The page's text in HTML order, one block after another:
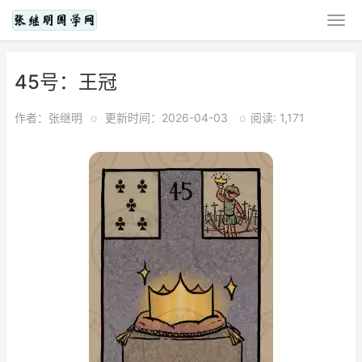
45号：王冠
作者：张继明 o 更新时间：2026-04-03 o 阅读: 1,171